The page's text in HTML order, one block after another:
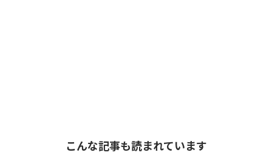
こんな記事も読まれています